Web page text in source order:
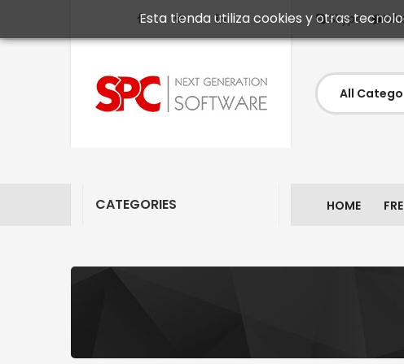
Skype
CATEGORIES HOME
Esta tienda utiliza cookies y otras